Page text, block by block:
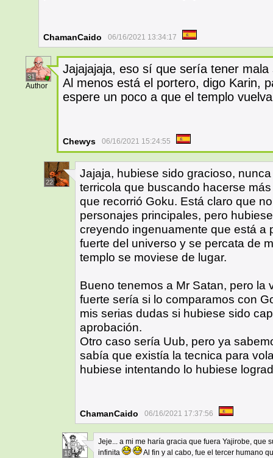
ChamanCaido 06/16/2021 13:34:17
31
Author
Jajajajaja, eso sí que sería tener mala
Al menos está el portero, digo Karin,
espere un poco a que el templo
Chewys 06/16/2021 15:24:55
22
Jajaja, hubiese sido gracioso,
terricola que buscando hacerse
que recorrió Goku. Está claro que
personajes principales, pero
creyendo ingenuamente que está a
fuerte del universo y se percata de
templo se moviese de lugar.
Bueno tenemos a Mr Satan, pero la
fuerte sería si lo comparamos con
mis serias dudas si hubiese sido
aprobación.
Otro caso sería Uub, pero ya
sabía que existía la tecnica para
hubiese intentando lo hubiese
ChamanCaido 06/16/2021 17:37:56
15
Jeje... a mi me haría gracia que fuera Yajirobe, que
infinita
Al fin y al cabo, fue el tercer humano